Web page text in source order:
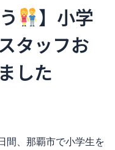
】小学
タッフお
した
間、那覇市で小学生を